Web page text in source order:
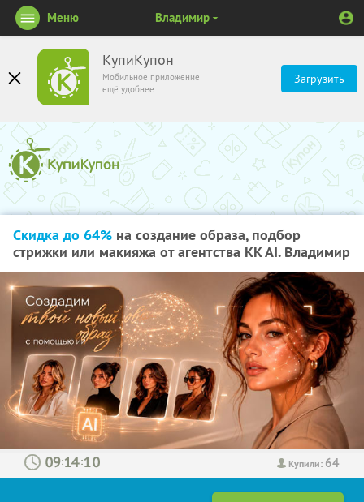
КупиКупон
Мобильное приложение
ещё удобнее
Загрузить
Меню Владимир
Скидка до 64% на создание образа, подбор
стрижки или макияжа от агентства KK AI. Владимир
Купили: 64
: :